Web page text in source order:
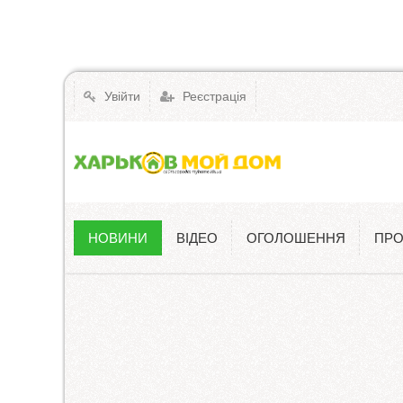
Увійти Реєстрація
Новини
НОВИНИ ВІДЕО ОГОЛОШЕННЯ